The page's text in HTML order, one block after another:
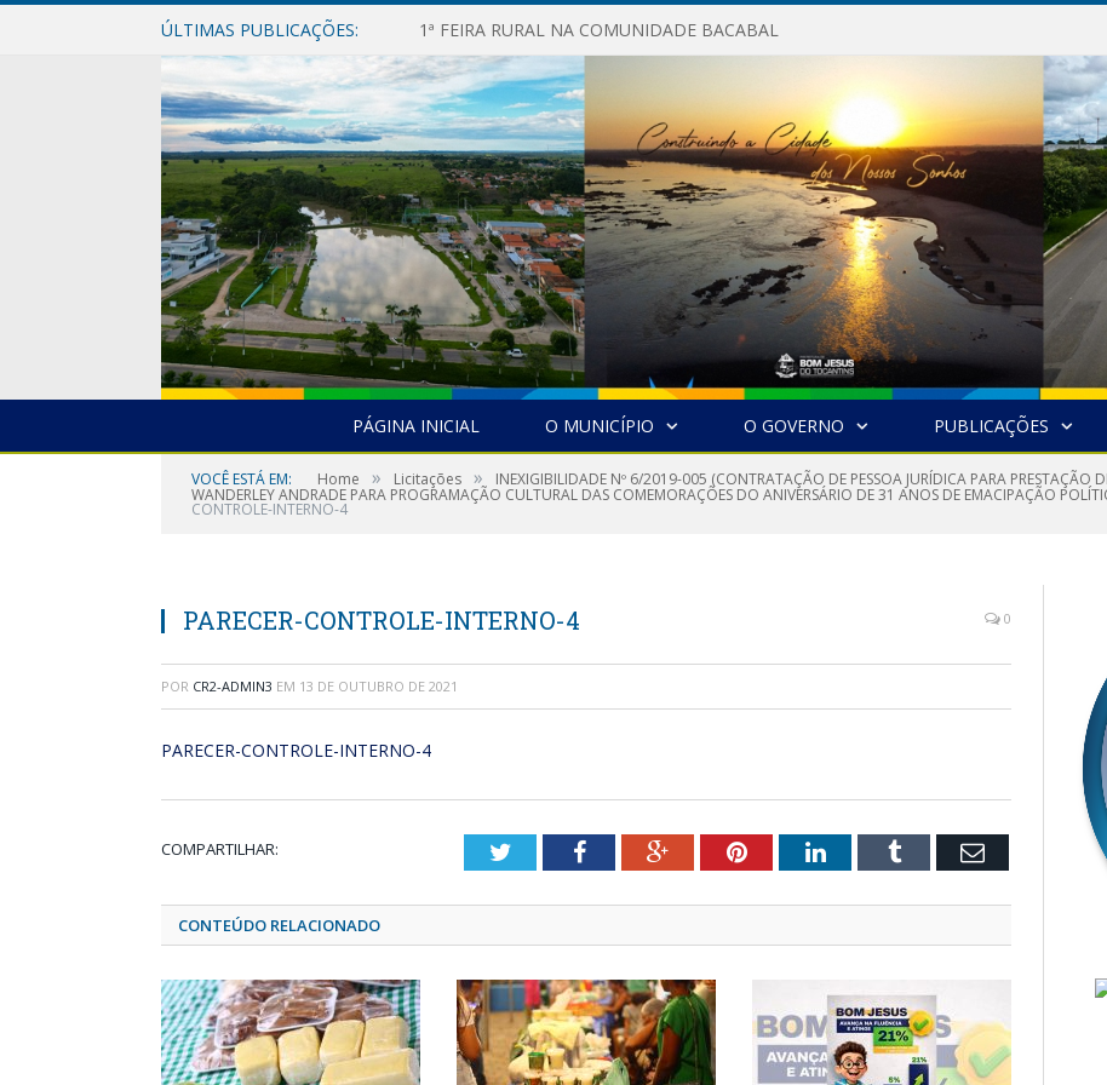
ÚLTIMAS PUBLICAÇÕES: 1ª FEIRA RURAL NA COMUNIDADE BACABAL
PÁGINA INICIAL O MUNICÍPIO O GOVERNO PUBLICAÇÕES
VOCÊ ESTÁ EM: Home » Licitações » INEXIGIBILIDADE Nº 6/2019-005 (CONTRATAÇÃO DE PESSOA JURÍDICA PARA PRESTAÇÃO
WANDERLEY ANDRADE PARA PROGRAMAÇÃO CULTURAL DAS COMEMORAÇÕES DO ANIVERSÁRIO DE 31 ANOS DE EMACIPAÇÃO
CONTROLE-INTERNO-4
PARECER-CONTROLE-INTERNO-4 0
POR CR2-ADMIN3 EM 13 DE OUTUBRO DE 2021
PARECER-CONTROLE-INTERNO-4
COMPARTILHAR: TwitterFacebookGoogle+PinterestLinkedInTumblr Email
CONTEÚDO RELACIONADO